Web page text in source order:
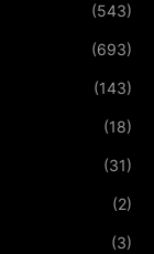
(543)
(693)
(143)
(18)
(31)
(2)
(3)